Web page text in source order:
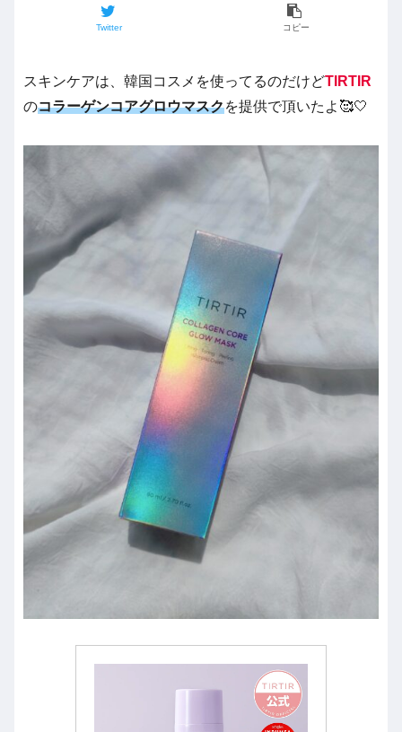
Twitter コピー
スキンケアは、韓国コスメを使ってるのだけどTIRTIR
のコラーゲンコアグロウマスクを提供で頂いたよ🥰🤍